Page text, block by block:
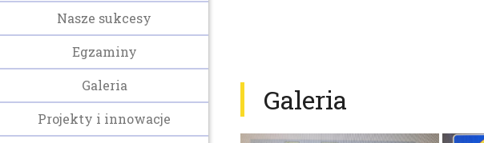
Nasze sukcesy
Egzaminy
Galeria
Projekty i innowacje
Galeria